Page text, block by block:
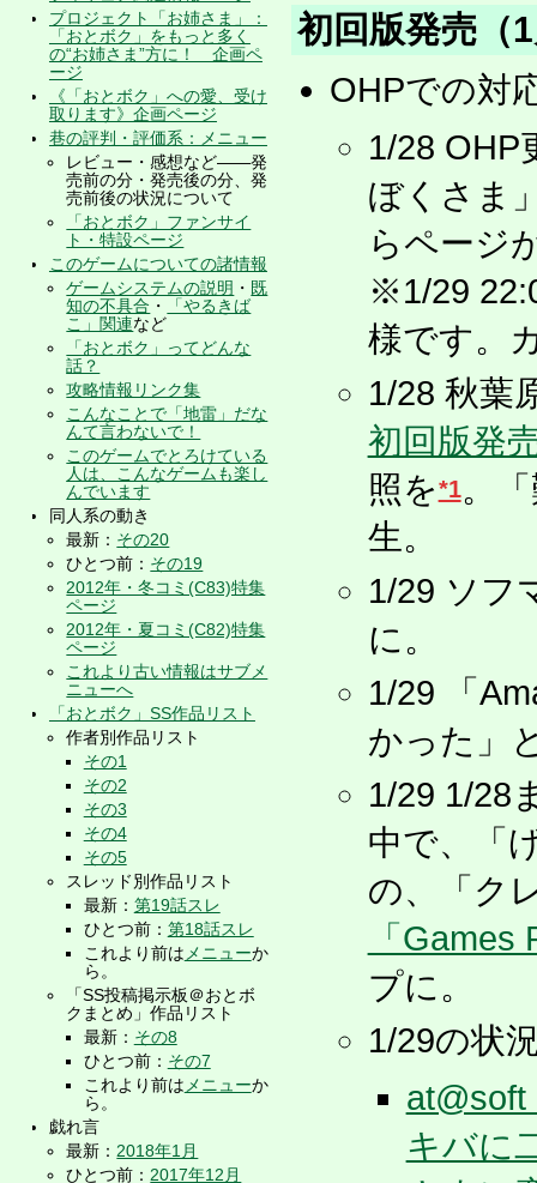
プロジェクト「お姉さま」：
「おとボク」をもっと多く
の“お姉さま”方に！ 企画ペ
ージ
《「おとボク」への愛、受け
取ります》企画ページ
巷の評判・評価系：メニュー
レビュー・感想など――発
売前の分・発売後の分、発
売前後の状況について
「おとボク」ファンサイ
ト・特設ページ
このゲームについての諸情報
ゲームシステムの説明 ・ 既
知の不具合 ・
「やるきば
こ」関連など
「おとボク」ってどんな
話？
攻略情報リンク集
こんなことで「地雷」だな
んて言わないで！
このゲームでとろけている
人は、こんなゲームも楽し
んでいます
同人系の動き
最新： その20
ひとつ前： その19
2012年・冬コミ(C83)特集
ページ
2012年・夏コミ(C82)特集
ページ
これより古い情報はサブメ
ニューへ
「おとボク」SS作品リスト
作者別作品リスト
その1
その2
その3
その4
その5
スレッド別作品リスト
最新： 第19話スレ
ひとつ前： 第18話スレ
これより前は メニューか
ら。
「SS投稿掲示板＠おとボ
クまとめ」作品リスト
最新： その8
ひとつ前： その7
これより前は メニューか
ら。
戯れ言
最新： 2018年1月
ひとつ前： 2017年12月
初回版発売（
OHPでの対
1/28 OHP
ぼくさま
らページ
※1/29
様です。
1/28 秋葉
初回版発
照を*1。
生。
1/29 ソフ
に。
1/29 「
かった」
1/29 1/28
中で、「
の、「ク
「Games
プに。
1/29の状
キバに